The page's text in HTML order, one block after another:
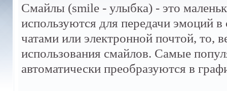
Смайлы (smile - улыбка) - это
используются для передачи эмоций
чатами или электронной почтой, то,
использования смайлов. Самые
автоматически преобразуются в